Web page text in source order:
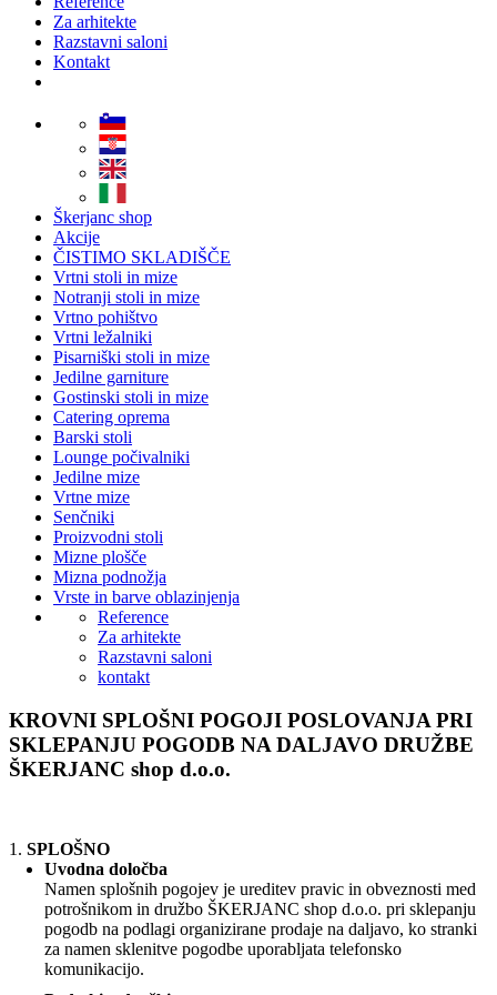
Za arhitekte
Razstavni saloni
Kontakt
Škerjanc shop
Akcije
ČISTIMO SKLADIŠČE
Vrtni stoli in mize
Notranji stoli in mize
Vrtno pohištvo
Vrtni ležalniki
Pisarniški stoli in mize
Jedilne garniture
Gostinski stoli in mize
Catering oprema
Barski stoli
Lounge počivalniki
Jedilne mize
Vrtne mize
Senčniki
Proizvodni stoli
Mizne plošče
Mizna podnožja
Vrste in barve oblazinjenja
Reference
Za arhitekte
Razstavni saloni
kontakt
KROVNI SPLOŠNI POGOJI POSLOVANJA PRI
SKLEPANJU POGODB NA DALJAVO DRUŽBE
ŠKERJANC shop d.o.o.
SPLOŠNO
Uvodna določba
Namen splošnih pogojev je ureditev pravic in obveznosti med
potrošnikom in družbo ŠKERJANC shop d.o.o. pri sklepanju
pogodb na podlagi organizirane prodaje na daljavo, ko stranki
za namen sklenitve pogodbe uporabljata telefonsko
komunikacijo.